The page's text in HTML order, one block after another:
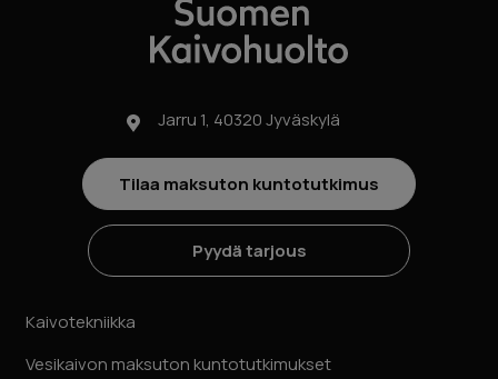
Jarru 1, 40320 Jyväskylä
Tilaa maksuton kuntotutkimus
Pyydä tarjous
Kaivotekniikka
Vesikaivon maksuton kuntotutkimukset